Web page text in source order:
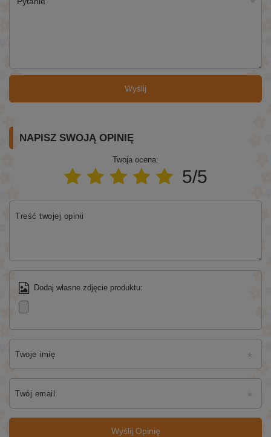
Wyślij
NAPISZ SWOJĄ OPINIĘ
Twoja ocena:
5/5
Treść twojej opinii
Dodaj własne zdjęcie produktu:
Twoje imię
Twój email
Wyślij Opinię